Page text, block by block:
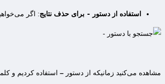
استفاده از دستور - برای حذف نتایج: اگر
مشاهده می‌کنید زمانیکه از دستور – استفاده کردیم و